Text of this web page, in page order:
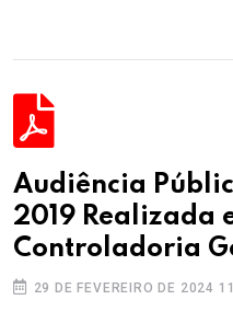
Audiência
2019 Realizada
Controladoria
29 DE FEVEREIRO DE 2024